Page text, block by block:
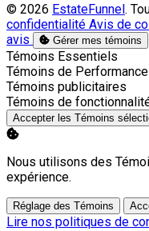
© 2026 EstateFunnel.
confidentialité Avis de
avis
Gérer mes témoins
Activer
Témoins Essentiels
Activer
Témoins de
Activer
Témoins publicitaires
Activer
Témoins de
Accepter les Témoins
Nous utilisons des
expérience.
Réglage des Témoins
Lire nos politiques de